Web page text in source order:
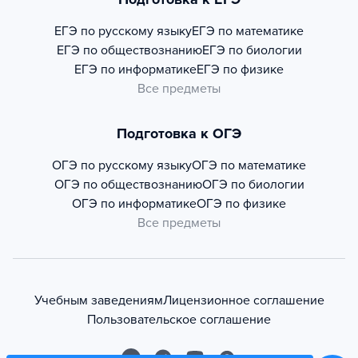
ЕГЭ по русскому языкуЕГЭ по математике
ЕГЭ по обществознаниюЕГЭ по биологии
ЕГЭ по информатикеЕГЭ по физике
Все предметы
Подготовка к ОГЭ
ОГЭ по русскому языкуОГЭ по математике
ОГЭ по обществознаниюОГЭ по биологии
ОГЭ по информатикеОГЭ по физике
Все предметы
Учебным заведениямЛицензионное соглашение
Пользовательское соглашение